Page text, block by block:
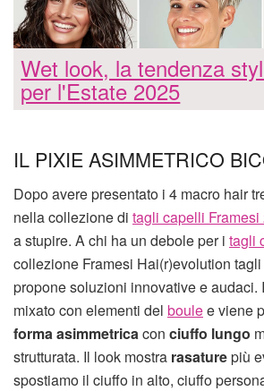
Wet look, la tendenza
per l'Estate 2025
IL PIXIE ASIMMETRICO
Dopo avere presentato i 4 macro hair
nella collezione di tagli capelli Framesi
a stupire. A chi ha un debole per i tagli
collezione Framesi Hai(r)evolution
propone soluzioni innovative e audaci.
mixato con elementi del boulee viene
forma asimmetricacon ciuffo lungo
strutturata. Il look mostra rasaturepiù
spostiamo il ciuffo in alto, ciuffo